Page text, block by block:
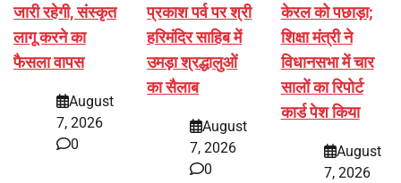
जारी रहेगी, संस्कृत
लागू करने का
फैसला वापस
August
7, 2026
0
प्रकाश पर्व पर श्री
हरिमंदिर साहिब में
उमड़ा श्रद्धालुओं
का सैलाब
August
7, 2026
0
केरल को पछाड़ा;
शिक्षा मंत्री ने
विधानसभा में चार
सालों का रिपोर्ट
कार्ड पेश किया
August
7, 2026